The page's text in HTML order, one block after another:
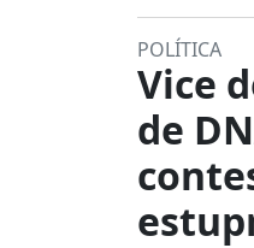
POLÍTICA
Vice
de